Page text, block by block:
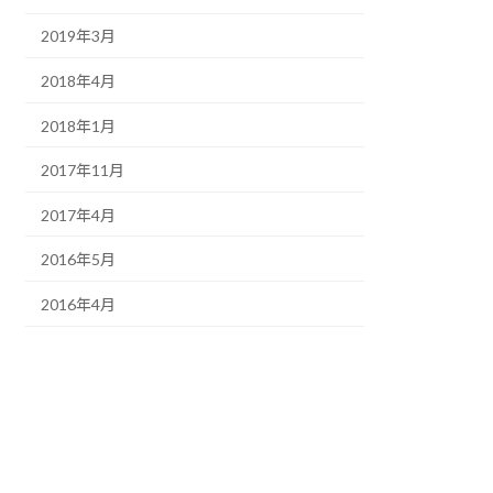
2019年3月
2018年4月
2018年1月
2017年11月
2017年4月
2016年5月
2016年4月